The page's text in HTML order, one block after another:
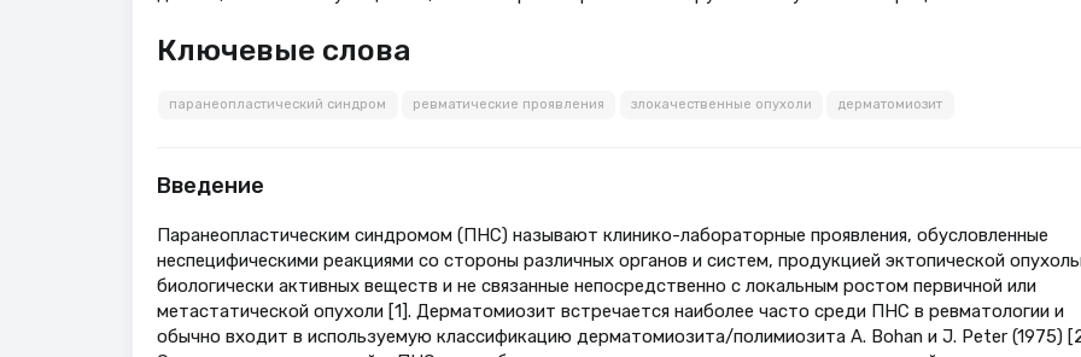
Ключевые слова
паранеопластический синдром ревматические проявления злокачественные опухоли дерматомиозит
Введение
Паранеопластическим синдромом (ПНС) называют клинико-лабораторные проявления, обусловленные
неспецифическими реакциями со стороны различных органов и систем, продукцией эктопической
биологически активных веществ и не связанные непосредственно с локальным ростом первичной или
метастатической опухоли [1]. Дерматомиозит встречается наиболее часто среди ПНС в ревматологии и
обычно входит в используемую классификацию дерматомиозита/полимиозита A. Bohan и J. Peter (1975)